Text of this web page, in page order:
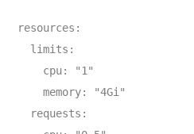
resources:
  limits:
    cpu: "1"
    memory: "4Gi"
  requests: